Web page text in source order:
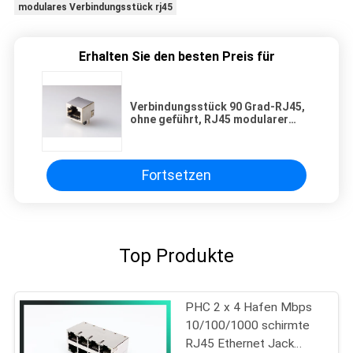
modulares Verbindungsstück rj45
Erhalten Sie den besten Preis für
Verbindungsstück 90 Grad-RJ45,
ohne geführt, RJ45 modularer
Fortsetzen
Top Produkte
PHC 2 x 4 Hafen Mbps
10/100/1000 schirmte
RJ45 Ethernet Jack